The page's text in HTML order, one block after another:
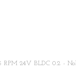
RPM 24V BLDC 0.2 -